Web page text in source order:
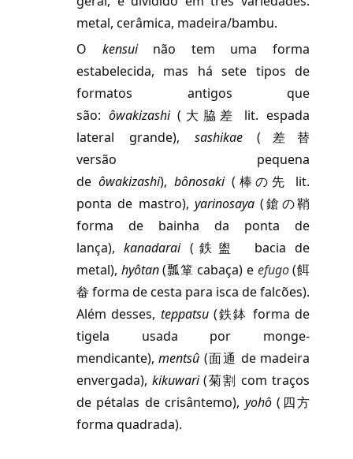
metal, cerâmica, madeira/bambu.
O
kensui
não tem uma forma
estabelecida, mas há sete tipos de
formatos antigos que
são: ôwakizashi(大脇差 lit. espada
lateral grande), sashikae(差替
versão pequena
de ôwakizashi), bônosaki(棒の先 lit.
ponta de mastro), yarinosaya(鎗の鞘
forma de bainha da ponta de
lança),kanadarai(鉄盥 bacia de
metal), hyôtan(瓢箪 cabaça) eefugo(餌
畚 forma de cesta para isca de falcões).
Além desses, teppatsu(鉄鉢 forma de
tigela usada por monge-
mendicante),mentsû (面通 de madeira
envergada), kikuwari(菊割 com traços
de pétalas de crisântemo), yohô(四方
forma quadrada).